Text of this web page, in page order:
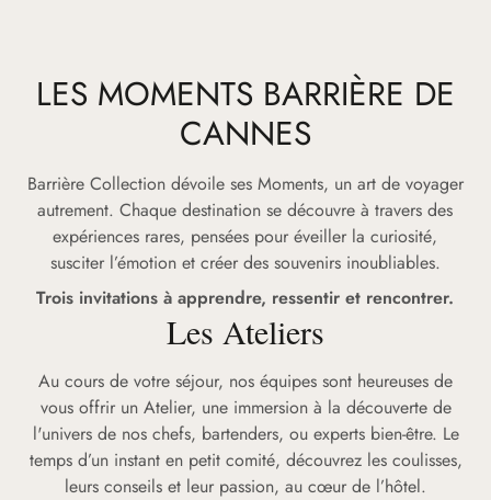
LES MOMENTS BARRIÈRE DE
CANNES
Barrière Collection dévoile ses Moments, un art de voyager
autrement. Chaque destination se découvre à travers des
expériences rares, pensées pour éveiller la curiosité,
susciter l’émotion et créer des souvenirs inoubliables.
Trois invitations à apprendre, ressentir et rencontrer.
Les Ateliers
Au cours de votre séjour, nos équipes sont heureuses de
vous offrir un Atelier, une immersion à la découverte de
l'univers de nos chefs, bartenders, ou experts bien-être. Le
temps d’un instant en petit comité, découvrez les coulisses,
leurs conseils et leur passion, au cœur de l’hôtel.